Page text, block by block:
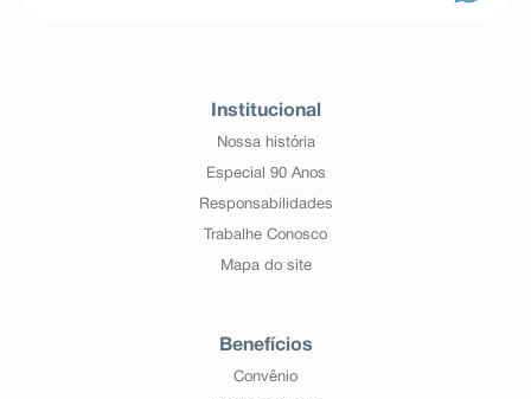
Institucional
Nossa história
Especial 90 Anos
Responsabilidades
Trabalhe Conosco
Mapa do site
Benefícios
Convênio